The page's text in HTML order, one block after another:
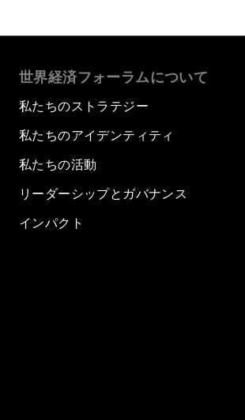
世界経済フォーラムについて
私たちのストラテジー
私たちのアイデンティティ
私たちの活動
リーダーシップとガバナンス
インパクト